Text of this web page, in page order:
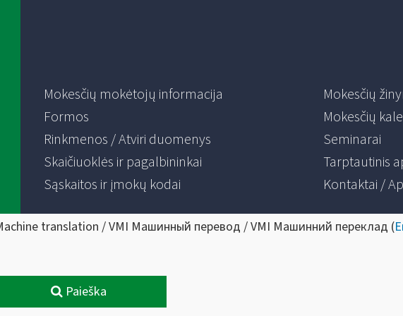
Mokesčių mokėtojų informacija
Formos
Rinkmenos / Atviri duomenys
Skaičiuoklės ir pagalbininkai
Sąskaitos ir įmokų kodai
Mokesčių
Mokesčių
Seminarai
Tarptautinis
Kontaktai /
translation / VMI Машинный перевод / VMI Машинний переклад (
Paieška